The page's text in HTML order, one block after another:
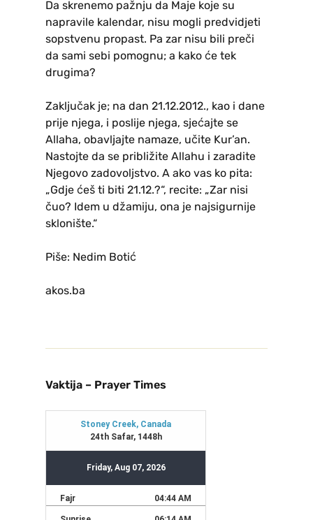
Da skrenemo pažnju da Maje koje su
napravile kalendar, nisu mogli predvidjeti
sopstvenu propast. Pa zar nisu bili preči
da sami sebi pomognu; a kako će tek
drugima?
Zaključak je; na dan 21.12.2012., kao i dane
prije njega, i poslije njega, sjećajte se
Allaha, obavljajte namaze, učite Kur’an.
Nastojte da se približite Allahu i zaradite
Njegovo zadovoljstvo. A ako vas ko pita:
„Gdje ćeš ti biti 21.12.?“, recite: „Zar nisi
čuo? Idem u džamiju, ona je najsigurnije
sklonište.“
Piše: Nedim Botić
akos.ba
Vaktija – Prayer Times